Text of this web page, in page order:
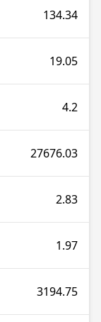
134.34
19.05
4.2
27676.03
2.83
1.97
3194.75